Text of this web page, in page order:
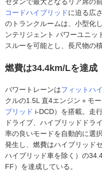
コードハイブリッドに迫る広
のトランクルームは、小型化
ンテリジェント パワーユニッ
スルーを可能とし、長尺物の
燃費は34.4km/Lを達成
パワートレーンはフィットハ
クルの1.5L 直4エンジン＋モ
ブリッド i-DCD）を搭載。走
ドライブ、ハイブリッドドラ
率の良いモードを自動的に選
発生し、燃費はハイブリッド
ハイブリッド車を除く）の
FF）を達成している。